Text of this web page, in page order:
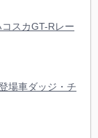
コスカGT-Rレー
場車ダッジ・チ